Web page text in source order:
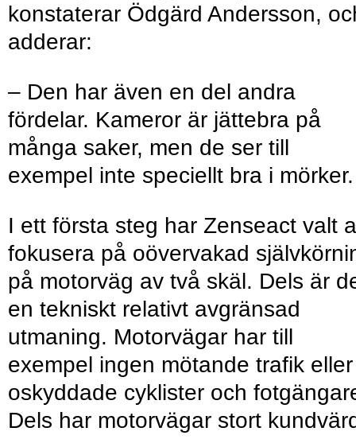
konstaterar Ödgärd Andersson,
adderar:
– Den har även en del andra
fördelar. Kameror är jättebra på
många saker, men de ser till
exempel inte speciellt bra i mörker.
I ett första steg har Zenseact valt
fokusera på oövervakad
på motorväg av två skäl. Dels är
en tekniskt relativt avgränsad
utmaning. Motorvägar har till
exempel ingen mötande trafik eller
oskyddade cyklister och
Dels har motorvägar stort